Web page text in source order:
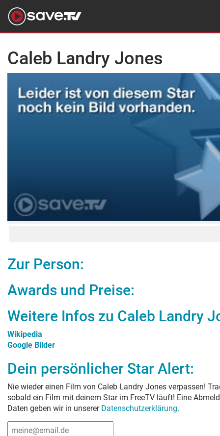
Caleb Landry Jones
Zur Person:
Awards und Preise:
Weitere Infos zu Caleb Landry
Wikipedia
Google Bilder
Dein persönlicher Star Alert:
Nie wieder einen Film von Caleb Landry Jones verpassen!
sobald ein Film mit deinem Star im FreeTV läuft! Eine
Daten geben wir in unserer Datenschutzerklärung.